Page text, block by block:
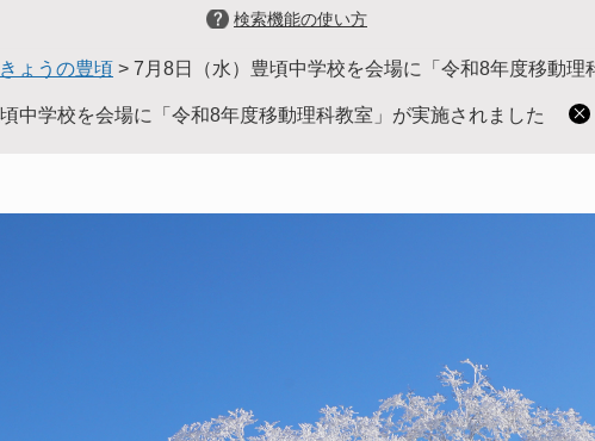
検索機能の使い方
きょうの豊頃 > 7月8日（水）豊頃中学校を会場に「令和8年度移動理
中学校を会場に「令和8年度移動理科教室」が実施されました